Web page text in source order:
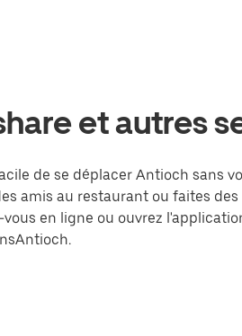
et autres
de se déplacer Antioch sans
amis au restaurant ou faites
en ligne ou ouvrez